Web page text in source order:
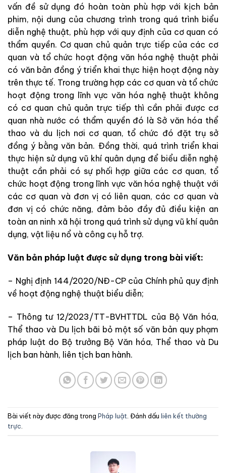
vấn đề sử dụng đó hoàn toàn phù hợp với kịch bản
phim, nội dung của chương trình trong quá trình biểu
diễn nghệ thuật, phù hợp với quy định của cơ quan có
thẩm quyền. Cơ quan chủ quản trực tiếp của các cơ
quan và tổ chức hoạt động văn hóa nghệ thuật phải
có văn bản đồng ý triển khai thực hiện hoạt động này
trên thực tế. Trong trường hợp các cơ quan và tổ chức
hoạt động trong lĩnh vực văn hóa nghệ thuật không
có cơ quan chủ quản trực tiếp thì cần phải được cơ
quan nhà nước có thẩm quyền đó là Sở văn hóa thể
thao và du lịch nơi cơ quan, tổ chức đó đặt trụ sở
đồng ý bằng văn bản. Đồng thời, quá trình triển khai
thực hiện sử dụng vũ khí quân dụng để biểu diễn nghệ
thuật cần phải có sự phối hợp giữa các cơ quan, tổ
chức hoạt động trong lĩnh vực văn hóa nghệ thuật với
các cơ quan và đơn vị có liên quan, các cơ quan và
đơn vị có chức năng, đảm bảo đầy đủ điều kiện an
toàn an ninh xã hội trong quá trình sử dụng vũ khí quân
dụng, vật liệu nổ và công cụ hỗ trợ.
Văn bản pháp luật được sử dụng trong bài viết:
– Nghị định 144/2020/NĐ-CP của Chính phủ quy định
về hoạt động nghệ thuật biểu diễn;
– Thông tư 12/2023/TT-BVHTTDL của Bộ Văn hóa,
Thể thao và Du lịch bãi bỏ một số văn bản quy phạm
pháp luật do Bộ trưởng Bộ Văn hóa, Thể thao và Du
lịch ban hành, liên tịch ban hành.
Bài viết này được đăng trong Pháp luật . Đánh dấu liên kết thường
trực